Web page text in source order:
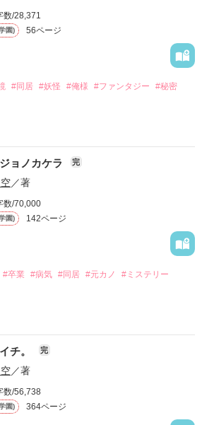
！
突破！
います！
ざいました！
います！
作品を読む
」
。
、
ございました！
数/28,371
園) 56ページ
#同居 #妖怪 #俺様 #ファンタジー
#秘密
当は自分そっくりの妖怪である」…。
ある話。
か気になってしまった高校生の私、現
)。
みる？」
、いざ開演。
ョノカケラ 完
／著
数/70,000
園) 142ページ
#卒業 #病気 #同居 #元カノ
#ミステリー
生に幕を下ろした。
を助けた。
姿を重ねてしまったのだろう。
チ。 完
／著
数/56,738
園) 364ページ